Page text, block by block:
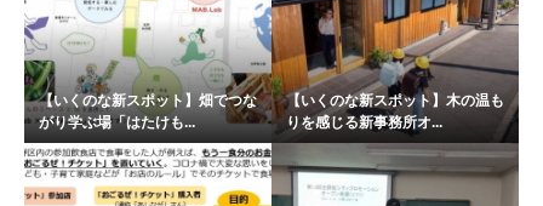
【いくのな新スポット】畑でつな
がり学ぶ場「はたけも...
【いくのな新スポット】木の温も
りを感じる新事務所オ...